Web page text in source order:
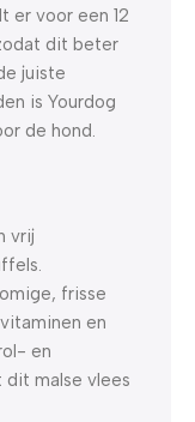
er voor een 12
dit beter
juiste
is Yourdog
de hond.
vrij
frisse
en
en
malse vlees